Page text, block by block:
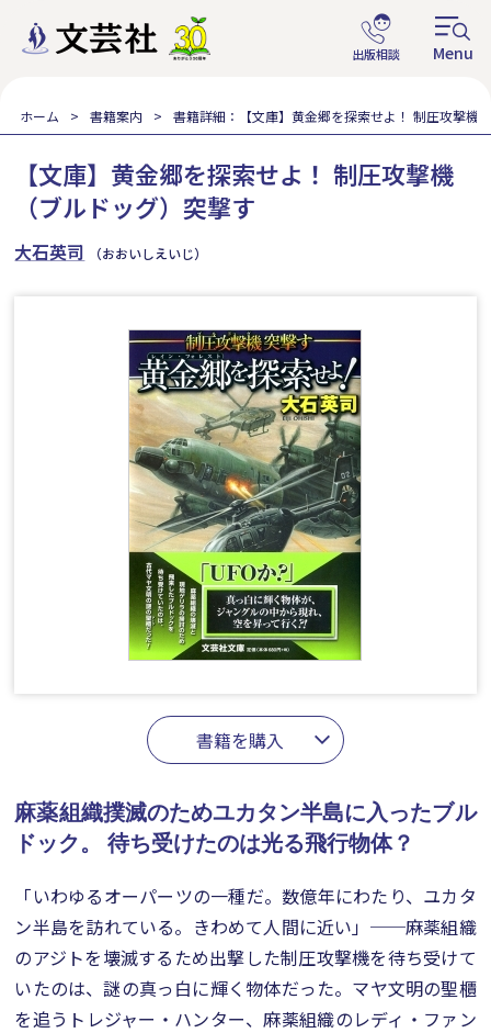
ホーム 書籍案内 書籍詳細：【文庫】黄金郷を探索せよ！ 制圧攻撃機
【文庫】黄金郷を探索せよ！ 制圧攻撃機
（ブルドッグ）突撃す
大石英司 （おおいしえいじ）
書籍を購入
麻薬組織撲滅のためユカタン半島に入ったブル
ドック。
待ち受けたのは光る飛行物体？
「いわゆるオーパーツの一種だ。数億年にわたり、ユカタ
ン半島を訪れている。きわめて人間に近い」──麻薬組織
のアジトを壊滅するため出撃した制圧攻撃機を待ち受けて
いたのは、謎の真っ白に輝く物体だった。マヤ文明の聖櫃
を追うトレジャー・ハンター、麻薬組織のレディ・ファン